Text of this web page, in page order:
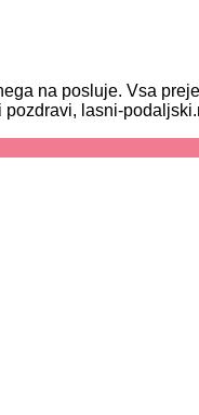
na posluje. Vsa
pozdravi, lasni-